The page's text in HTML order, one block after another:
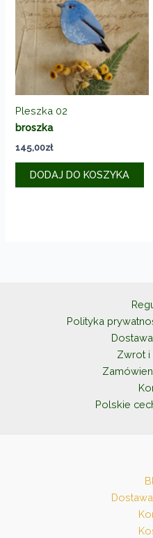
Pleszka 02
broszka
145,00zł
DODAJ DO KOSZYKA
Polityka
Zwrot i
Polskie